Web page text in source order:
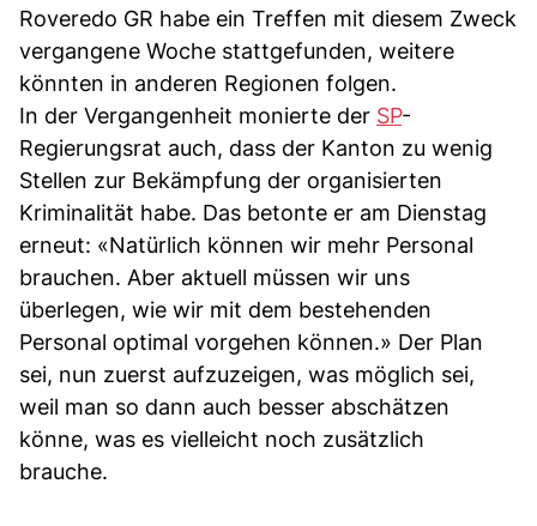
Roveredo GR habe ein Treffen mit diesem Zweck
vergangene Woche stattgefunden, weitere
könnten in anderen Regionen folgen.
In der Vergangenheit monierte der SP-
Regierungsrat auch, dass der Kanton zu wenig
Stellen zur Bekämpfung der organisierten
Kriminalität habe. Das betonte er am Dienstag
erneut: «Natürlich können wir mehr Personal
brauchen. Aber aktuell müssen wir uns
überlegen, wie wir mit dem bestehenden
Personal optimal vorgehen können.» Der Plan
sei, nun zuerst aufzuzeigen, was möglich sei,
weil man so dann auch besser abschätzen
könne, was es vielleicht noch zusätzlich
brauche.